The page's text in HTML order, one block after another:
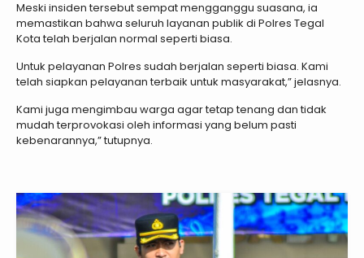
Meski insiden tersebut sempat mengganggu suasana, ia
memastikan bahwa seluruh layanan publik di Polres Tegal
Kota telah berjalan normal seperti biasa.
Untuk pelayanan Polres sudah berjalan seperti biasa. Kami
telah siapkan pelayanan terbaik untuk masyarakat,” jelasnya.
Kami juga mengimbau warga agar tetap tenang dan tidak
mudah terprovokasi oleh informasi yang belum pasti
kebenarannya,” tutupnya.